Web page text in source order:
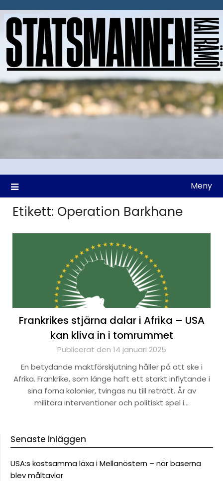
till
Meny
Etikett: Operation Barkhane
Frankrikes stjärna dalar i Afrika – USA
kan kliva in i tomrummet
Publicerat den 14 januari 2025
En betydande maktförskjutning håller på att ske i
Afrika. Frankrike, som länge haft ett starkt inflytande i
sina forna kolonier, tvingas nu till reträtt. År av
militära interventioner och politiskt spel i…
Senaste inläggen
USA:s kostsamma läxa i Mellanöstern – när baserna
blev måltavlor